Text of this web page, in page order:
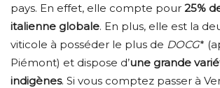
pays. En effet, elle compte pour 25%
italienne globale. En plus, elle est la
viticole à posséder le plus de DOCG*
Piémont) et dispose d’une grande
indigènes. Si vous comptez passer à